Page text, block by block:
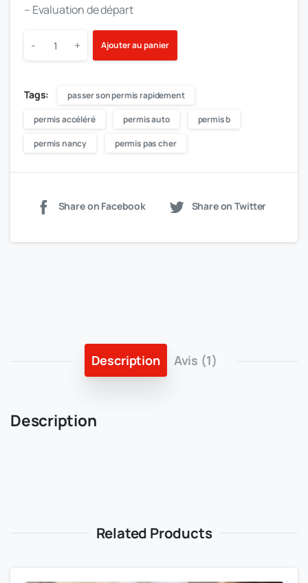
– Evaluation de départ
- + Ajouter au panier
Tags: passer son permis rapidement
permis accéléré permis auto permis b
permis nancy permis pas cher
Share on Facebook Share on Twitter
Description Avis (1)
Description
Related Products